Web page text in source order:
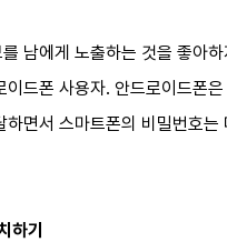
남에게 노출하는 것을 좋아
드폰 사용자. 안드로이드폰
하면서 스마트폰의 비밀번호
하기